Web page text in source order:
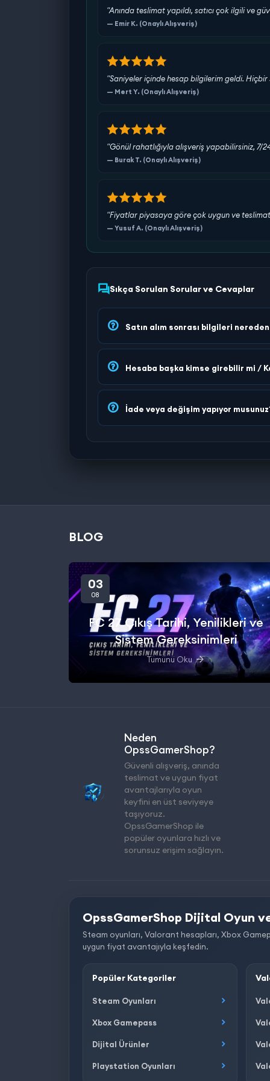
"Anında teslimat yapıldı, satıcı çok ilgili ve
— Emir K. (Onaylı Alışveriş)
"Saniyeler içinde hesap bilgilerim geldi.
— Mert Y. (Onaylı Alışveriş)
"Gönül rahatlığıyla alışveriş yapabilirsiniz, 7/
— Burak T. (Onaylı Alışveriş)
"Fiyatlar piyasaya göre çok uygun ve teslimat
— Yusuf A. (Onaylı Alışveriş)
Sıkça Sorulan Sorular ve Cevaplar
Satın alım sonrası bilgileri
Hesaba başka kimse girebilir mi /
İade veya değişim yapıyor
BLOG
03
08
FC 27 Çıkış Tarihi, Yenilikleri ve
Sistem Gereksinimleri
Tümünü Oku
Neden
OpssGamerShop?
Güvenli alışveriş, anında
teslimat ve uygun fiyat
avantajlarıyla oyun
keyfini en üst seviyeye
taşıyoruz.
OpssGamerShop ile
popüler oyunlara hızlı ve
sorunsuz erişim sağlayın.
OpssGamerShop Dijital Oyun
Steam oyunları, Valorant hesapları, Xbox
uygun fiyat avantajıyla keşfedin.
Popüler Kategoriler
Steam Oyunları
Xbox Gamepass
Dijital Ürünler
Playstation Oyunları